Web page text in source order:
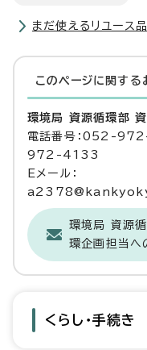
まだ使えるリユース
このページに関する
環境局 資源循環部
電話番号：052-
972-4133
Eメール：
環境局 資源
環企画担当へ
くらし・手続き